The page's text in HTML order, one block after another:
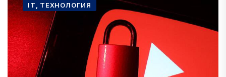
IT, ТЕХНОЛОГИЯ